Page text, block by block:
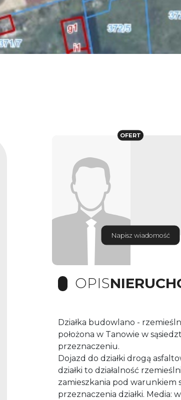
Napisz wiadomość
OFERT
OPIS
Działka budowlano -
położona w Tanowie w
przeznaczeniu.
Dojazd do działki drogą
działki to działalność
zamieszkania pod warunkiem
przeznaczenia działki. Media: